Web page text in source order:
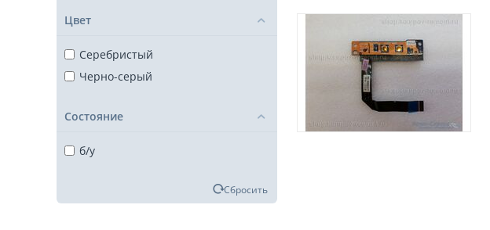
Цвет
Серебристый
Черно-серый
Состояние
б/у
Сбросить